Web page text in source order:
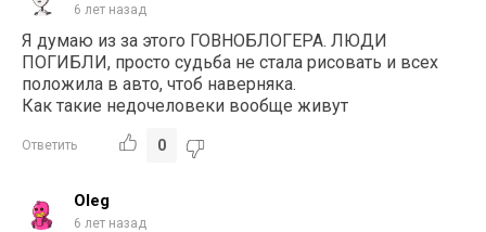
6 лет назад
Я думаю из за этого ГОВНОБЛОГЕРА. ЛЮДИ
ПОГИБЛИ, просто судьба не стала рисовать и всех
положила в авто, чтоб наверняка.
Как такие недочеловеки вообще живут
Ответить 0
Oleg
6 лет назад